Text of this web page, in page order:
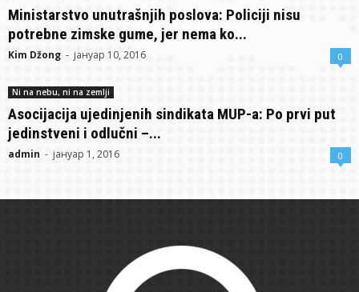
Ministarstvo unutrašnjih poslova: Policiji nisu
potrebne zimske gume, jer nema ko...
Kim Džong - јануар 10, 2016 0
Ni na nebu, ni na zemlji
Asocijacija ujedinjenih sindikata MUP-a: Po prvi put
jedinstveni i odlučni –...
admin - јануар 1, 2016 0